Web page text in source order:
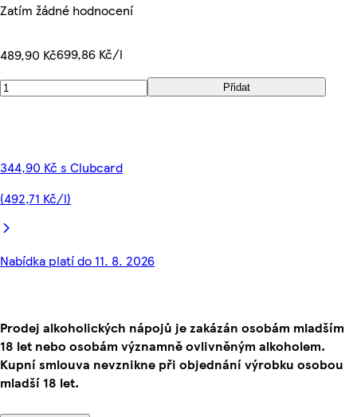
Zatím žádné hodnocení
489,90 Kč699,86 Kč/l
Přidat
344,90 Kč s Clubcard
(492,71 Kč/l)
Nabídka platí do 11. 8. 2026
Prodej alkoholických nápojů je zakázán osobám mladším
18 let nebo osobám významně ovlivněným alkoholem.
Kupní smlouva nevznikne při objednání výrobku osobou
mladší 18 let.